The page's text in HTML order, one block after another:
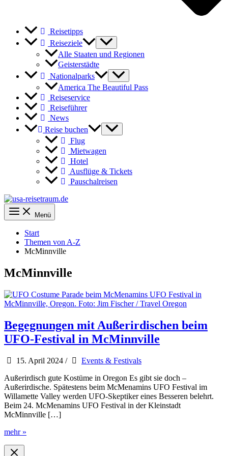
Reisetipps
Reiseziele
Alle Staaten und Regionen
Geisterstädte
Nationalparks
America The Beautiful Pass
Reiseservice
Reiseführer
News
Reise buchen
Flug
Mietwagen
Hotel
Ausflüge & Tickets
Pauschalreisen
Menü
Start
Themen von A-Z
McMinnville
McMinnville
Begegnungen mit Außerirdischen beim
UFO-Festival in McMinnville
15. April 2024 /
Events & Festivals
Außerirdisch gute Kostüme in Oregon Es gibt sie doch –
Außerirdische. Spätestens beim McMenamins UFO Festival im
Willamette Valley werden UFO-Skeptiker eines Besseren belehrt.
Beim 24. McMenamins UFO Festival in der Kleinstadt
McMinnville […]
Begegnungen
Außerirdischen
mehr »